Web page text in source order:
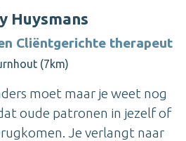
Huysmans
Cliëntgerichte therapeut
(7km)
moet maar je weet nog
oude patronen in jezelf of
Je verlangt naar